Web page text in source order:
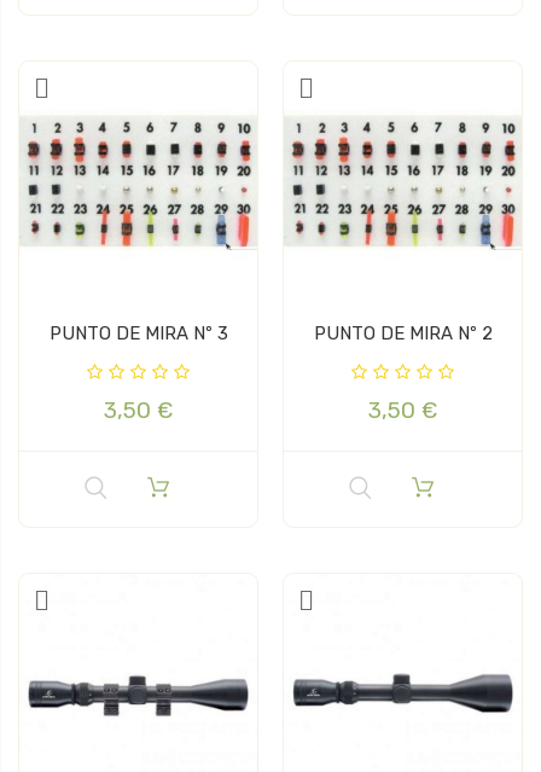
PUNTO DE MIRA Nº 3
3,50 €
PUNTO DE MIRA Nº 2
3,50 €